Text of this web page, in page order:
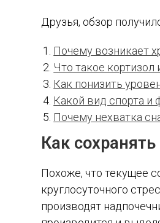
Друзья, обзор
Почему возникает
Что такое
Как понизить
Какой вид спорта и
Почему нехватка
Как
Похоже, что текущее
круглосуточного
производят